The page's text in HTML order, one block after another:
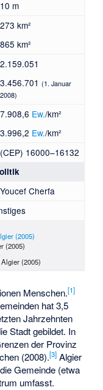
10 m
273 km²
865 km²
2.159.051
3.456.701(1. Januar
2008)
7.908,6 Ew./km²
3.996,2 Ew./km²
(CEP) 16000–16132
Youcef Cherfa
(2005)
(2005)
Menschen.[1]
hat 3,5
Jahrzehnten
Stadt gebildet. In
der Provinz
(2008).[3] Algier
Gemeinde (etwa
umfasst.